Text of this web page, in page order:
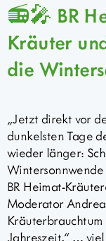
📻🎤 BR
Kräuter
die
„Jetzt direkt vor
dunkelsten Tage
wieder länger:
Wintersonnwende
BR Heimat-
Moderator
Jahreszeit.“ …